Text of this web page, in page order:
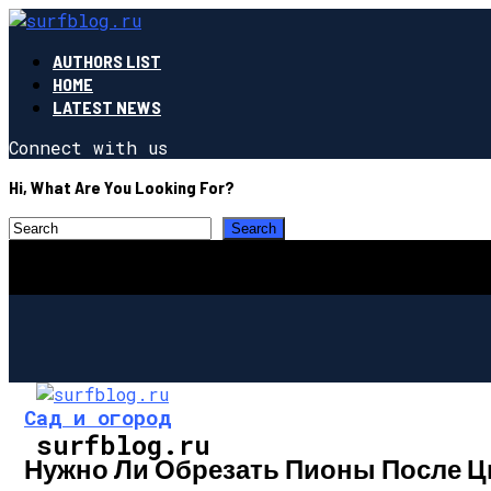
AUTHORS LIST
HOME
LATEST NEWS
Connect with us
Hi, What Are You Looking For?
surfblog.ru
Сад и огород
Нужно Ли Обрезать Пионы После